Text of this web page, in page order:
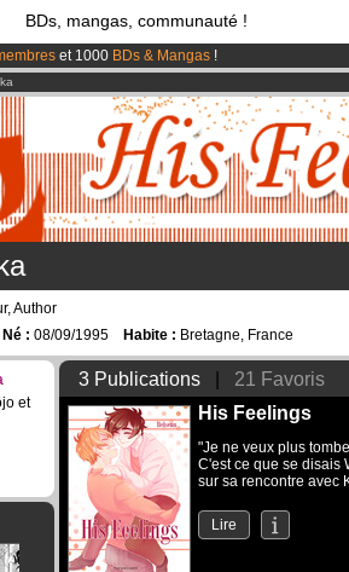
BDs, mangas, communauté !
et 1000 BDs & Mangas !
à partir de3.95 eurospar mois !Clique ici
est désormais lancé!.
Author
Né : 08/09/1995 Habite : Bretagne, France
et
3 Publications
21 Favoris
His Feelings
"Je ne veux plus
C'est ce que se disais
sur sa rencontre avec
Lire